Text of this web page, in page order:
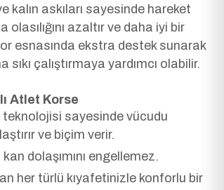
kalın askıları sayesinde hareket
olasılığını azaltır ve daha iyi bir
esnasında ekstra destek sunarak
sıkı çalıştırmaya yardımcı olabilir.
Atlet Korse
sayesinde vücudu
ve biçim verir.
dolaşımını engellemez.
her türlü kıyafetinizle konforlu bir